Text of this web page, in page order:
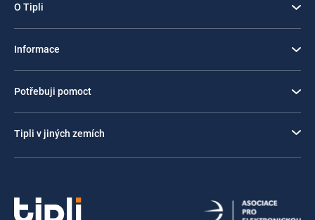
O Tipli
Informace
Potřebuji pomoct
Tipli v jiných zemích